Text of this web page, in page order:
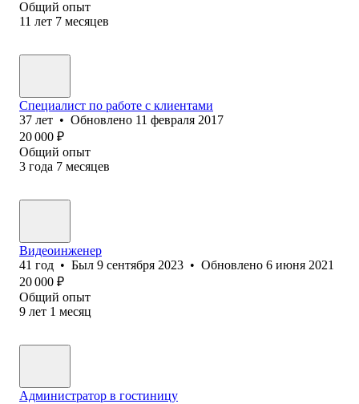
Общий опыт
11 лет 7 месяцев
Специалист по работе с клиентами
37 лет • Обновлено 11 февраля 2017
20 000 ₽
Общий опыт
3 года 7 месяцев
Видеоинженер
41 год • Был 9 сентября 2023 • Обновлено 6 июня 2021
20 000 ₽
Общий опыт
9 лет 1 месяц
Администратор в гостиницу